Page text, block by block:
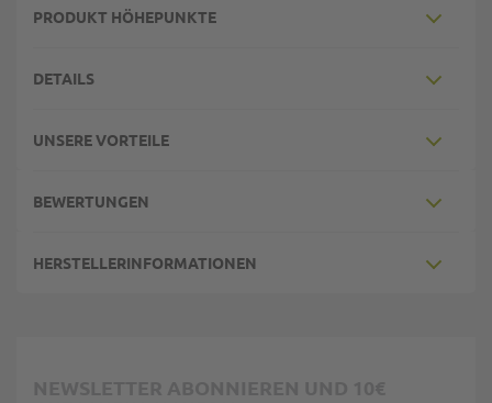
PRODUKT HÖHEPUNKTE
DETAILS
UNSERE VORTEILE
BEWERTUNGEN
HERSTELLERINFORMATIONEN